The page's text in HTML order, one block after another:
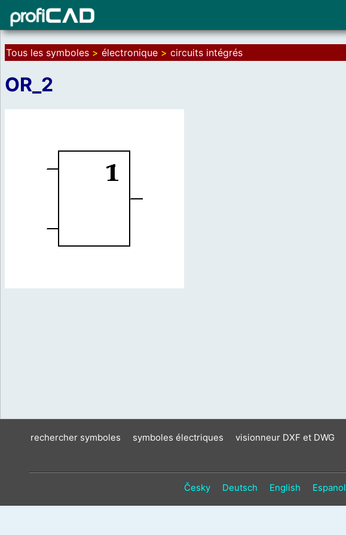
Tous les symboles > électronique > circuits intégrés
OR_2
rechercher symboles symboles électriques visionneur DXF et DWG
Česky Deutsch English Espanol